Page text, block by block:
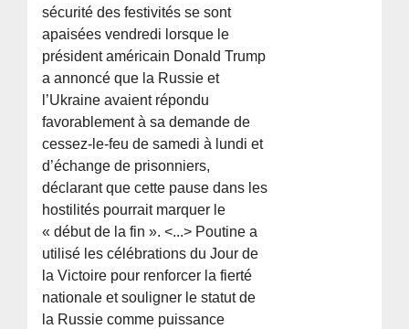
sécurité des festivités se sont
apaisées vendredi lorsque le
président américain Donald Trump
a annoncé que la Russie et
l’Ukraine avaient répondu
favorablement à sa demande de
cessez-le-feu de samedi à lundi et
d’échange de prisonniers,
déclarant que cette pause dans les
hostilités pourrait marquer le
« début de la fin ». <...> Poutine a
utilisé les célébrations du Jour de
la Victoire pour renforcer la fierté
nationale et souligner le statut de
la Russie comme puissance